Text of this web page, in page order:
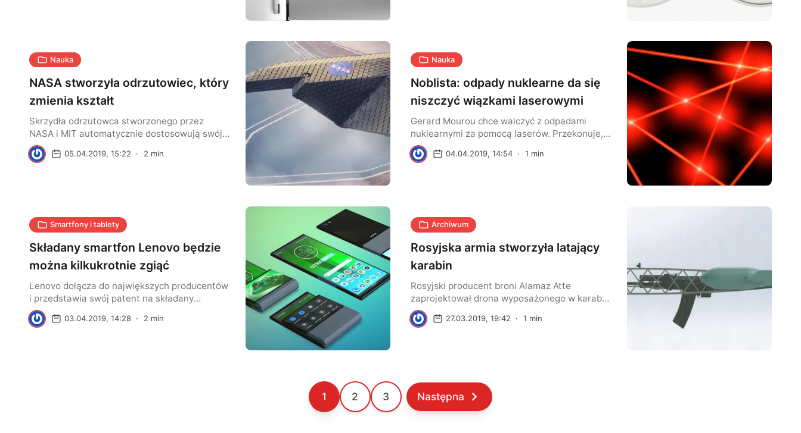
Nauka
NASA stworzyła odrzutowiec, który
zmienia kształt
Skrzydła odrzutowca stworzonego przez
NASA i MIT automatycznie dostosowują swój
kształt w zależności od obciążenia
aerodynamicznego. Wszystko za sprawą
K 05.04.2019, 15:22 · 2 min
Nauka
Noblista: odpady nuklearne da się
niszczyć wiązkami laserowymi
Gerard Mourou chce walczyć z odpadami
nuklearnymi za pomocą laserów. Przekonuje,
że użycie impulsów o wysokim natężeniu
rozłoży zużyte paliwo jądrowe w ciągu kilku
K 04.04.2019, 14:54 · 1 min
Smartfony i tablety
Składany smartfon Lenovo będzie
można kilkukrotnie zgiąć
Lenovo dołącza do największych producentów
i przedstawia swój patent na składany
smartfon. Rozwiązanie chińskiego producenta
wykorzystuje inny rodzaj zawiasów niż
K 03.04.2019, 14:28 · 2 min
Archiwum
Rosyjska armia stworzyła latający
karabin
Rosyjski producent broni Alamaz Atte
zaprojektował drona wyposażonego w karabin
AK 47. Latający karabin szturmowy jest w
stanie przebić cel z 300 metrów i wystrzelić
K 27.03.2019, 19:42 · 1 min
1 2 3 Następna